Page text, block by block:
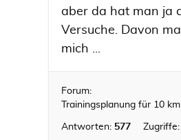
aber da hat man ja
Versuche. Davon
mich ...
Forum:
Trainingsplanung für 10 km
Antworten: 577 Zugriffe: